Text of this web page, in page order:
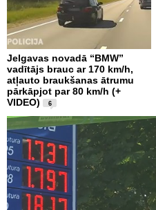
Jelgavas novadā “BMW”
vadītājs brauc ar 170 km/h,
atļauto braukšanas ātrumu
pārkāpjot par 80 km/h (+
VIDEO)
6